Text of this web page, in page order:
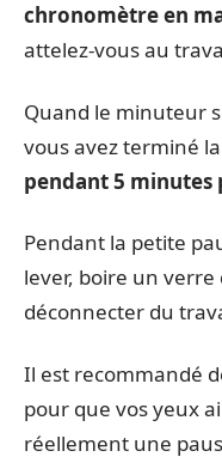
chronomètre en
attelez-vous au
Quand le minuteur
vous avez terminé
pendant 5 minutes
Pendant la petite
lever, boire un verre
déconnecter du
Il est recommandé
pour que vos yeux
réellement une